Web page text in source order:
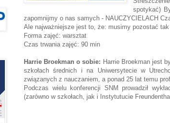
spotykać)
zapomnijmy o nas samych - NAUCZYCIELACH
Ale najważniejsze jest to, że: musimy pozostać
Forma zajęć: warsztat
Czas trwania zajęć: 90 min
Harrie Broekman o sobie: Harrie Broekman jest
szkołach średnich i na Uniwersytecie w
związanych z nauczaniem, a ponad 25 lat temu
Podczas wielu konferencji SNM prowadził
(zarówno w szkołach, jak i Instytutucie